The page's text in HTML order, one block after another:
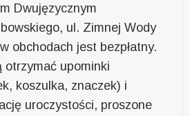
Dwujęzycznym
ul. Zimnej Wody
obchodach jest bezpłatny.
otrzymać upominki
koszulka, znaczek) i
uroczystości, proszone